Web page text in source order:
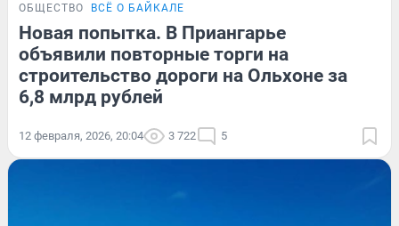
ОБЩЕСТВО ВСЁ О БАЙКАЛЕ
Новая попытка. В Приангарье
объявили повторные торги на
строительство дороги на Ольхоне за
6,8 млрд рублей
12 февраля, 2026, 20:04 3 722 5